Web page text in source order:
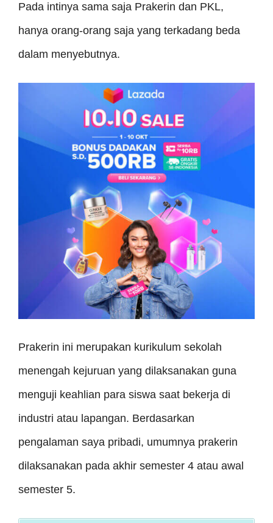
Pada intinya sama saja Prakerin dan PKL,
hanya orang-orang saja yang terkadang beda
dalam menyebutnya.
Prakerin ini merupakan kurikulum sekolah
menengah kejuruan yang dilaksanakan guna
menguji keahlian para siswa saat bekerja di
industri atau lapangan. Berdasarkan
pengalaman saya pribadi, umumnya prakerin
dilaksanakan pada akhir semester 4 atau awal
semester 5.